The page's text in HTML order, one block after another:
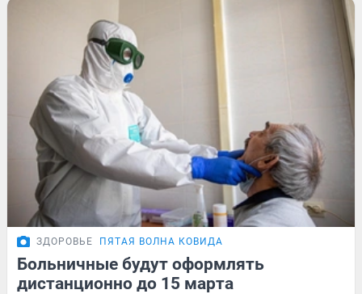
ЗДОРОВЬЕ ПЯТАЯ ВОЛНА КОВИДА
Больничные будут оформлять
дистанционно до 15 марта